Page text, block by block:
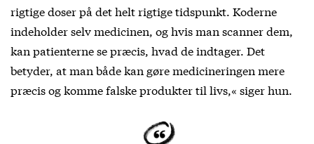
rigtige doser på det helt rigtige tidspunkt. Koderne
indeholder selv medicinen, og hvis man scanner dem,
kan patienterne se præcis, hvad de indtager. Det
betyder, at man både kan gøre medicineringen mere
præcis og komme falske produkter til livs,« siger hun.